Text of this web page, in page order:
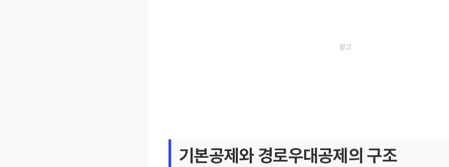
기본공제와 경로우대공제의 구조